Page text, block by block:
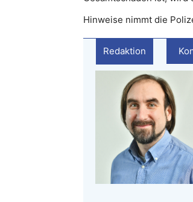
Hinweise nimmt die
Redaktion